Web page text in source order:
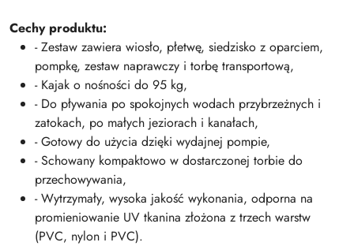
Cechy produktu:
- Zestaw zawiera wiosło, płetwę, siedzisko z oparciem,
pompkę, zestaw naprawczy i torbę transportową,
- Kajak o nośności do 95 kg,
- Do pływania po spokojnych wodach przybrzeżnych i
zatokach, po małych jeziorach i kanałach,
- Gotowy do użycia dzięki wydajnej pompie,
- Schowany kompaktowo w dostarczonej torbie do
przechowywania,
- Wytrzymały, wysoka jakość wykonania, odporna na
promieniowanie UV tkanina złożona z trzech warstw
(PVC, nylon i PVC).